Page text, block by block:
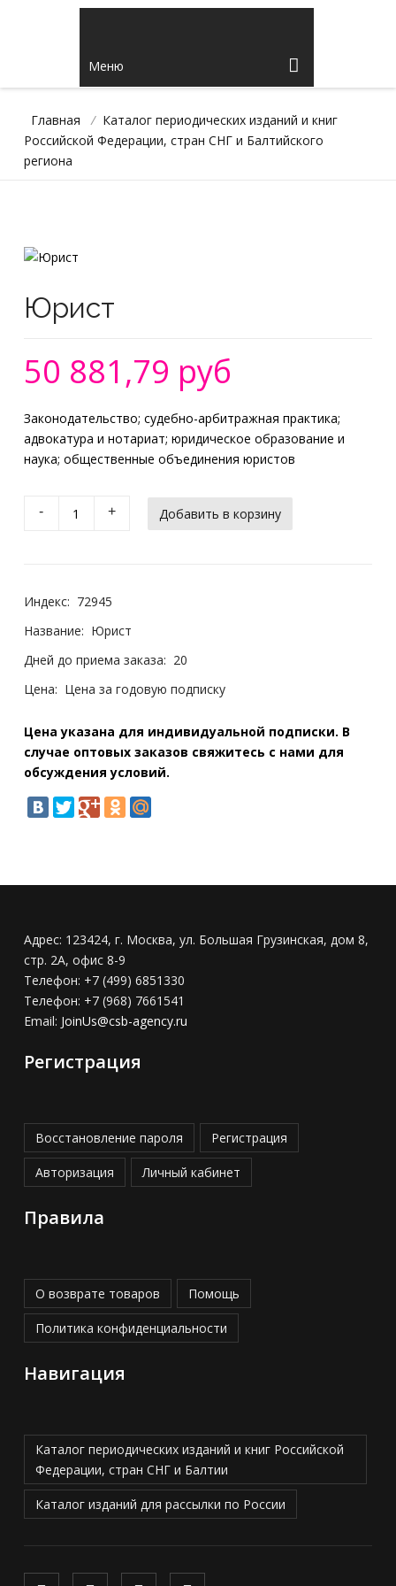
Меню
Главная / Каталог периодических изданий и книг
Российской Федерации, стран СНГ и Балтийского
региона
Юрист
50 881,79 руб
Законодательство; судебно-арбитражная практика;
адвокатура и нотариат; юридическое образование и
наука; общественные объединения юристов
- +
Индекс: 72945
Название: Юрист
Дней до приема заказа: 20
Цена: Цена за годовую подписку
Цена указана для индивидуальной подписки. В
случае оптовых заказов свяжитесь с нами для
обсуждения условий.
Адрес: 123424, г. Москва, ул. Большая Грузинская, дом 8,
стр. 2А, офис 8-9
Телефон: +7 (499) 6851330
Телефон: +7 (968) 7661541
Email: JoinUs@csb-agency.ru
Регистрация
Восстановление пароля Регистрация
Авторизация Личный кабинет
Правила
О возврате товаров Помощь
Политика конфиденциальности
Навигация
Каталог периодических изданий и книг Российской
Федерации, стран СНГ и Балтии
Каталог изданий для рассылки по России